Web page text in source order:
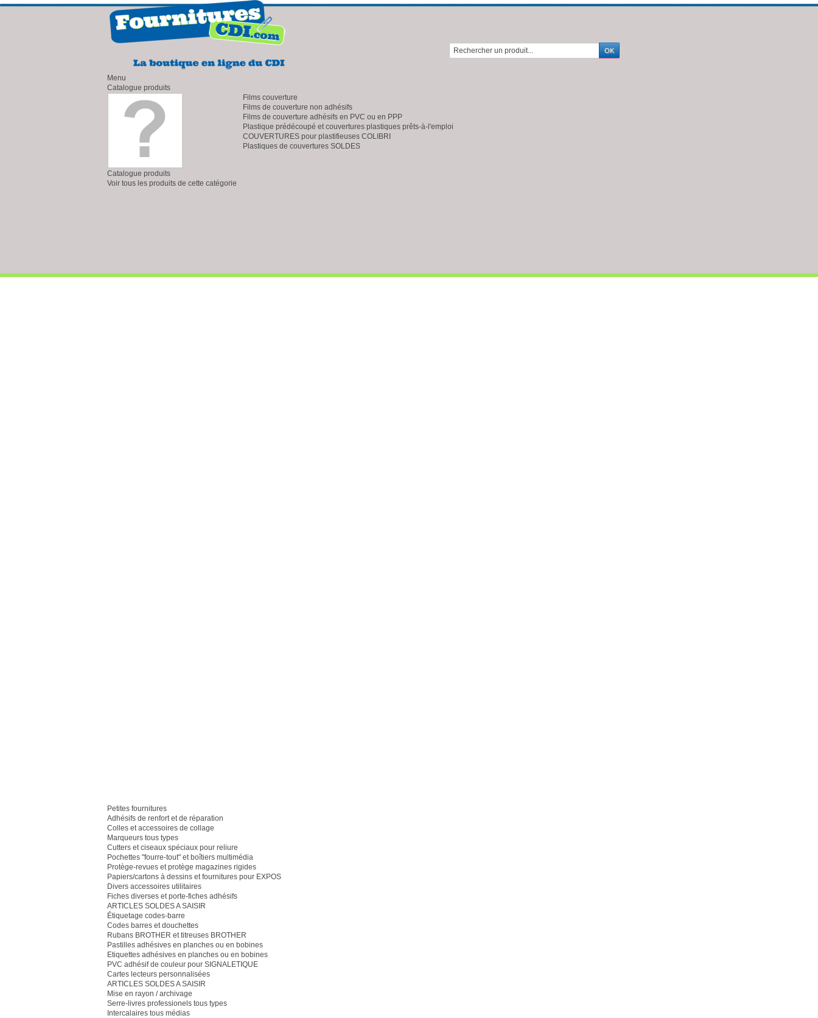
Menu
Catalogue produits
Catalogue produits
Voir tous les produits de cette catégorie
Films couverture
Films de couverture non adhésifs
Films de couverture adhésifs en PVC ou en PPP
Plastique prédécoupé et couvertures plastiques prêts-à-l'emploi
COUVERTURES pour plastifieuses COLIBRI
Plastiques de couvertures SOLDES
Petites fournitures
Adhésifs de renfort et de réparation
Colles et accessoires de collage
Marqueurs tous types
Cutters et ciseaux spéciaux pour reliure
Pochettes "fourre-tout" et boîtiers multimédia
Protège-revues et protège magazines rigides
Papiers/cartons à dessins et fournitures pour EXPOS
Divers accessoires utilitaires
Fiches diverses et porte-fiches adhésifs
ARTICLES SOLDES A SAISIR
Étiquetage codes-barre
Codes barres et douchettes
Rubans BROTHER et titreuses BROTHER
Pastilles adhésives en planches ou en bobines
Etiquettes adhésives en planches ou en bobines
PVC adhésif de couleur pour SIGNALETIQUE
Cartes lecteurs personnalisées
ARTICLES SOLDES A SAISIR
Mise en rayon / archivage
Serre-livres professionels tous types
Intercalaires tous médias